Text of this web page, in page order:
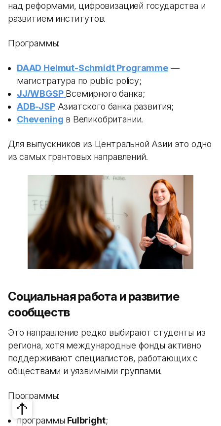
над реформами, цифровизацией государства и
развитием институтов.
Программы:
DAAD Helmut-Schmidt Programme—
магистратура по public policy;
JJ/WBGSP Всемирного банка;
ADB-JSPАзиатского банка развития;
Chevening в Великобритании.
Для выпускников из Центральной Азии это одно
из самых грантовых направлений.
Социальная работа и развитие
сообществ
Это направление редко выбирают студенты из
региона, хотя международные фонды активно
поддерживают специалистов, работающих с
обществами и уязвимыми группами.
Программы:
программы Fulbright;